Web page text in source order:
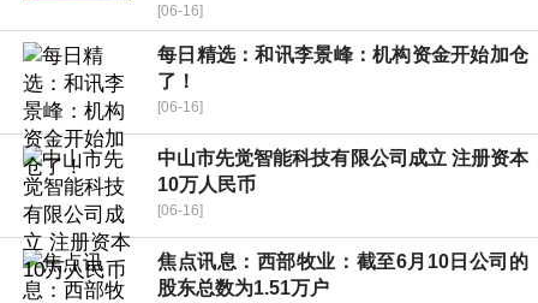
[06-16]
每日精选：和讯李景峰：机构资金开始加仓
了！
[06-16]
中山市先觉智能科技有限公司成立 注册资本
10万人民币
[06-16]
焦点讯息：西部牧业：截至6月10日公司的
股东总数为1.51万户